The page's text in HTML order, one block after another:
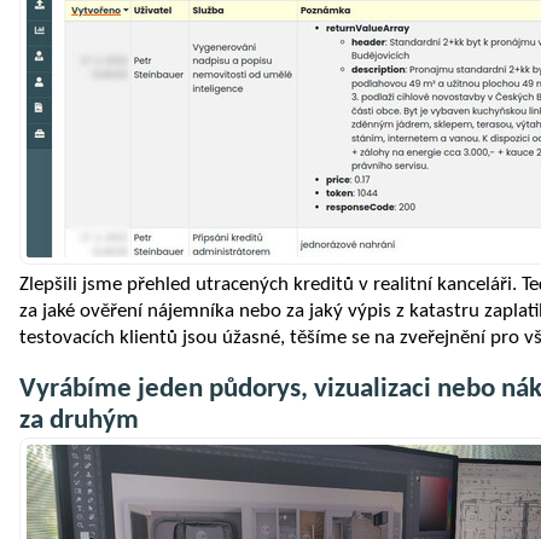
Zlepšili jsme přehled utracených kreditů v realitní kanceláři.
za jaké ověření nájemníka nebo za jaký výpis z katastru
testovacích klientů jsou úžasné, těšíme se na zveřejnění pro
Vyrábíme jeden půdorys, vizualizaci nebo
za druhým